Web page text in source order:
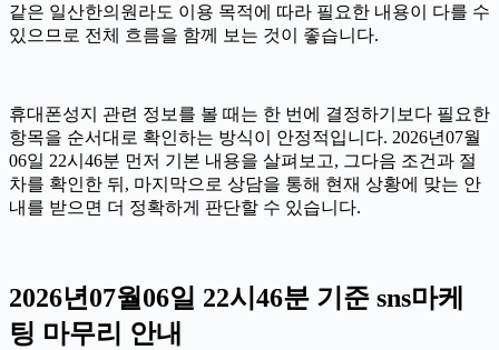
같은 일산한의원라도 이용 목적에 따라 필요한 내용이 다를 수
있으므로 전체 흐름을 함께 보는 것이 좋습니다.
휴대폰성지 관련 정보를 볼 때는 한 번에 결정하기보다 필요한
항목을 순서대로 확인하는 방식이 안정적입니다. 2026년07월
06일 22시46분 먼저 기본 내용을 살펴보고, 그다음 조건과 절
차를 확인한 뒤, 마지막으로 상담을 통해 현재 상황에 맞는 안
내를 받으면 더 정확하게 판단할 수 있습니다.
2026년07월06일 22시46분 기준 sns마케
팅 마무리 안내